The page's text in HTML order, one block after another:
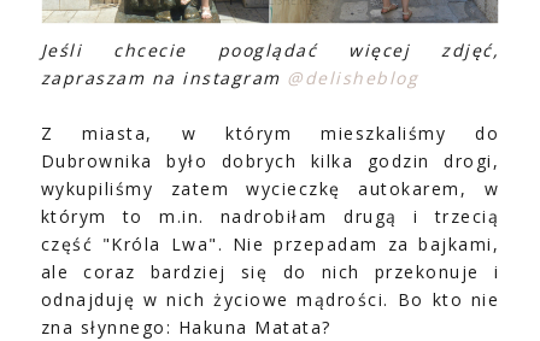
Jeśli chcecie pooglądać więcej zdjęć,
zapraszam na instagram @delisheblog
Z miasta, w którym mieszkaliśmy do
Dubrownika było dobrych kilka godzin drogi,
wykupiliśmy zatem wycieczkę autokarem, w
którym to m.in. nadrobiłam drugą i trzecią
część "Króla Lwa". Nie przepadam za bajkami,
ale coraz bardziej się do nich przekonuje i
odnajduję w nich życiowe mądrości. Bo kto nie
zna słynnego: Hakuna Matata?